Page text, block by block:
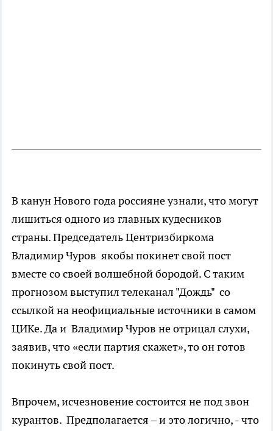
В канун Нового года россияне узнали, что могут
лишиться одного из главных кудесников
страны. Председатель Центризбиркома
Владимир Чуров якобы покинет свой пост
вместе со своей волшебной бородой. С таким
прогнозом выступил телеканал "Дождь" со
ссылкой на неофициальные источники в самом
ЦИКе. Да и Владимир Чуров не отрицал слухи,
заявив, что «если партия скажет», то он готов
покинуть свой пост.
Впрочем, исчезновение состоится не под звон
курантов. Предполагается – и это логично, - что